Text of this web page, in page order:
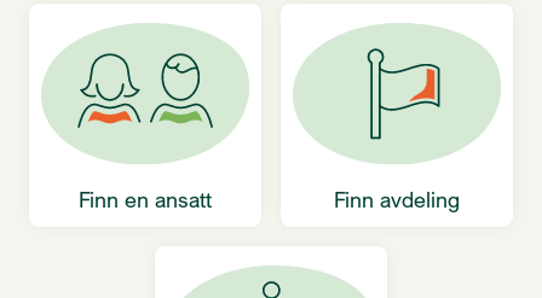
Finn en ansatt Finn avdeling